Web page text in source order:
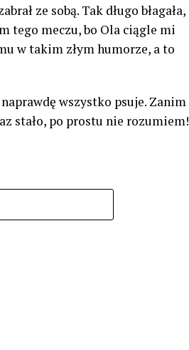
ze sobą. Tak długo błagała,
tego meczu, bo Ola ciągle mi
w takim złym humorze, a to
wszystko psuje. Zanim
stało, po prostu nie rozumiem!